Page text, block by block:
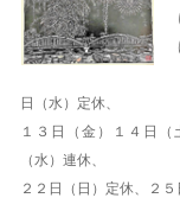
日（水）定休、
１３日（金）１４日
（水）連休、
２２日（日）定休、２